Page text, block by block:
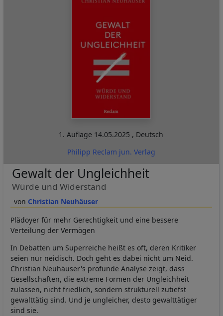
1. Auflage 14.05.2025 , Deutsch
Philipp Reclam jun. Verlag
Christian Neuhäuser
Gewalt der Ungleichheit
Würde und Widerstand
Plädoyer für mehr Gerechtigkeit und eine bessere
Verteilung der Vermögen
In Debatten um Superreiche heißt es oft, deren Kritiker
seien nur neidisch. Doch geht es dabei nicht um Neid.
Christian Neuhäuser's profunde Analyse zeigt, dass
Gesellschaften, die extreme Formen der Ungleichheit
zulassen, nicht friedlich, sondern strukturell zutiefst
gewalttätig sind. Und je ungleicher, desto gewalttätiger
sind sie.